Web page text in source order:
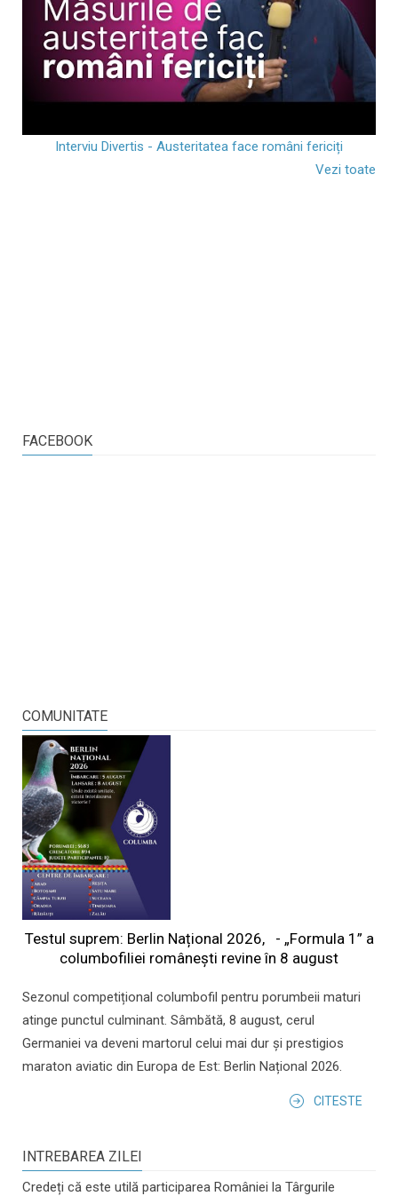
Interviu Divertis - Austeritatea face români fericiți
Vezi toate
FACEBOOK
COMUNITATE
Testul suprem: Berlin Național 2026, - „Formula 1” a
columbofiliei româneşti revine în 8 august
Sezonul competițional columbofil pentru porumbeii maturi
atinge punctul culminant. Sâmbătă, 8 august, cerul
Germaniei va deveni martorul celui mai dur și prestigios
maraton aviatic din Europa de Est: Berlin Național 2026.
CITESTE
INTREBAREA ZILEI
Credeți că este utilă participarea României la Târgurile